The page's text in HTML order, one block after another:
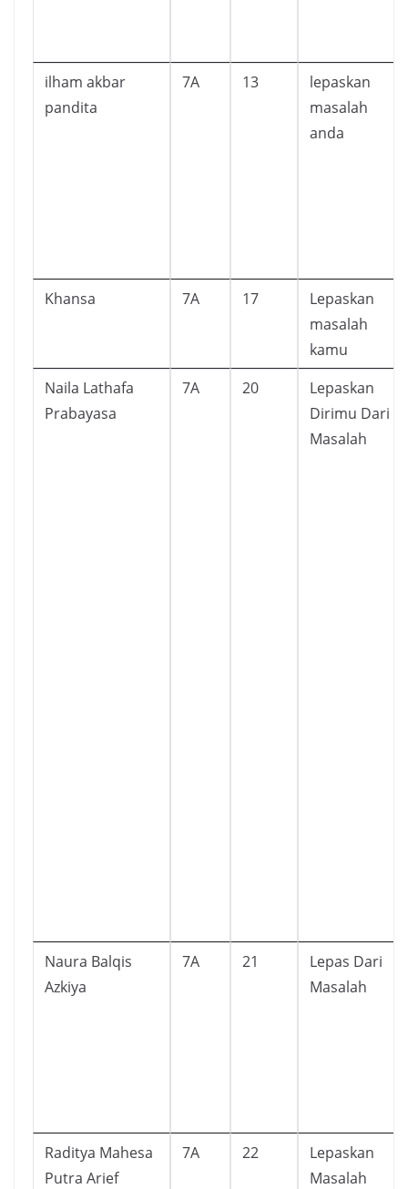
ilham akbar
pandita
7A 13
lepaskan
masalah
anda
Khansa 7A 17
Lepaskan
masalah
kamu
Naila Lathafa
Prabayasa
7A 20
Lepaskan
Dirimu Dari
Masalah
Naura Balqis
Azkiya
7A 21
Lepas Dari
Masalah
Raditya Mahesa
Putra Arief
7A 22
Lepaskan
Masalah